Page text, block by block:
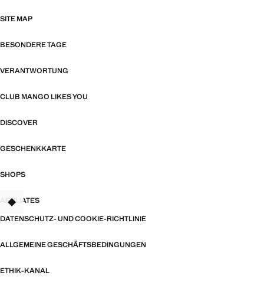
SITE MAP
BESONDERE TAGE
VERANTWORTUNG
CLUB MANGO LIKES YOU
DISCOVER
GESCHENKKARTE
SHOPS
AFFILIATES
DATENSCHUTZ- UND COOKIE-RICHTLINIE
ALLGEMEINE GESCHÄFTSBEDINGUNGEN
ETHIK-KANAL